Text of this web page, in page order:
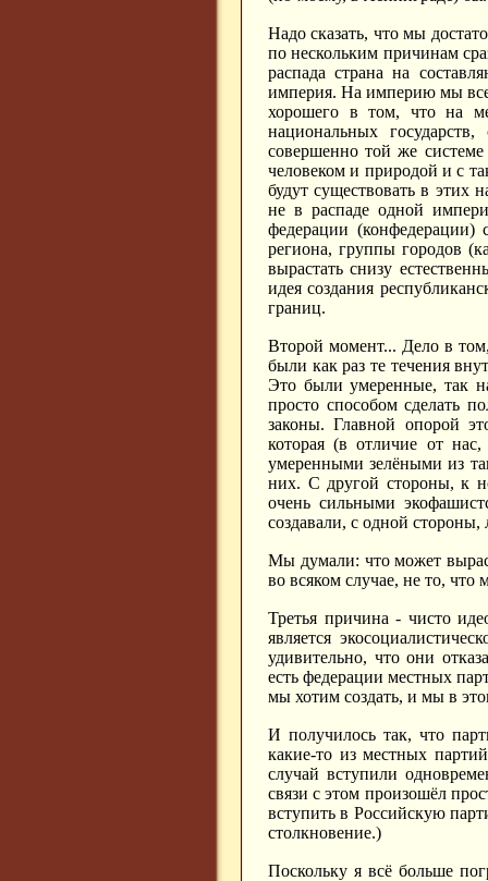
Надо сказать, что мы
по нескольким причинам
распада страна на
империя. На империю мы
хорошего в том, что на
национальных
совершенно той же
человеком и природой и с
будут существовать в этих
не в распаде одной
федерации (конфедерации)
региона, группы городов
вырастать снизу
идея создания
границ.
Второй момент... Дело в
были как раз те течения
Это были умеренные, так
просто способом сделать
законы. Главной опорой
которая (в отличие от
умеренными зелёными из
них. С другой стороны, к
очень сильными
создавали, с одной
Мы думали: что может
во всяком случае, не то, что
Третья причина - чисто
является
удивительно, что они
есть федерации местных
мы хотим создать, и мы в
И получилось так, что
какие-то из местных
случай вступили
связи с этом произошёл
вступить в Российскую
столкновение.)
Поскольку я всё больше